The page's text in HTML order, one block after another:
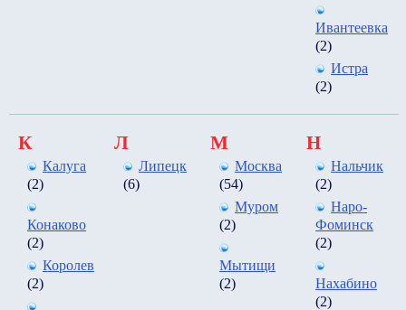
Ивантеевка
(2)
Истра
(2)
К
Калуга
(2)
Конаково
(2)
Королев
(2)
Л
Липецк
(6)
М
Москва
(54)
Муром
(2)
Мытищи
(2)
Н
Нальчик
(2)
Наро-
Фоминск
(2)
Нахабино
(2)